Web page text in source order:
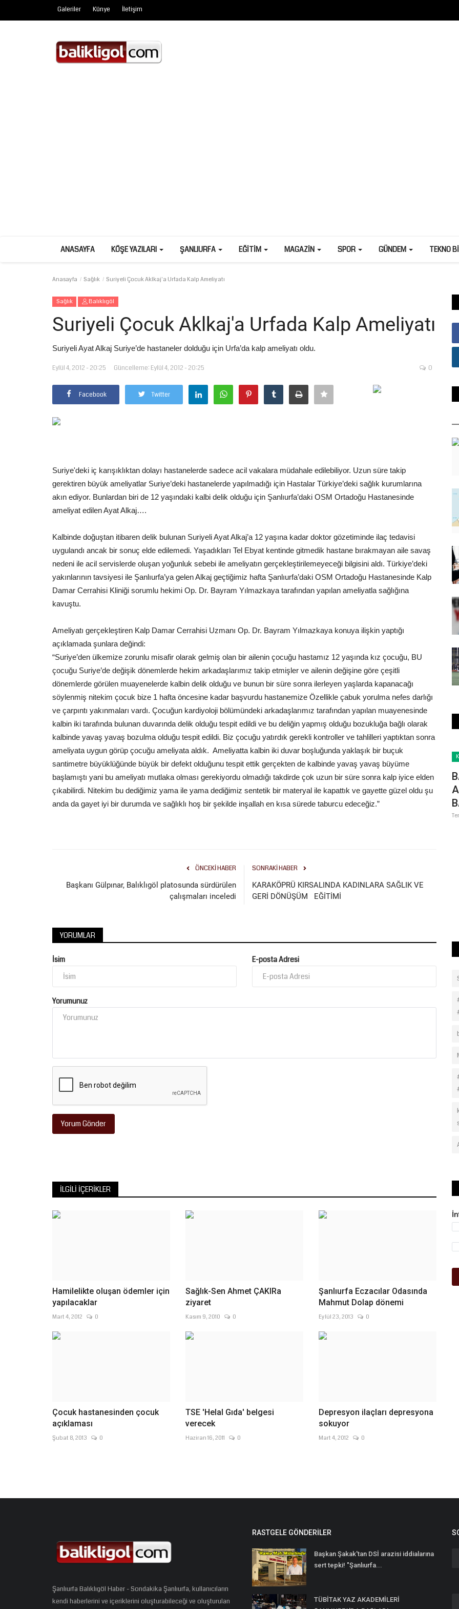
Galeriler Künye İletişim
ANASAYFA KÖŞE YAZILARI ŞANLIURFA EĞITIM MAGAZIN SPOR GÜNDEM TEKNO
Anasayfa Sağlık Suriyeli Çocuk Aklkaj'a Urfada Kalp Ameliyatı
Sağlık Balıklıgöl
Suriyeli Çocuk Aklkaj'a Urfada Kalp Ameliyatı
Suriyeli Ayat Alkaj Suriye’de hastaneler dolduğu için Urfa’da kalp ameliyatı oldu.
Eylül 4, 2012 - 20:25 Güncelleme: Eylül 4, 2012 - 20:25 0
Facebook Twitter
Suriye'deki iç karışıklıktan dolayı hastanelerde sadece acil vakalara müdahale edilebiliyor. Uzun süre takip
gerektiren büyük ameliyatlar Suriye’deki hastanelerde yapılmadığı için Hastalar Türkiye’deki sağlık kurumlarına
akın ediyor. Bunlardan biri de 12 yaşındaki kalbi delik olduğu için Şanlıurfa’daki OSM Ortadoğu Hastanesinde
ameliyat edilen Ayat Alkaj….
Kalbinde doğuştan itibaren delik bulunan Suriyeli Ayat Alkaj’a 12 yaşına kadar doktor gözetiminde ilaç tedavisi
uygulandı ancak bir sonuç elde edilemedi. Yaşadıkları Tel Ebyat kentinde gitmedik hastane bırakmayan aile savaş
nedeni ile acil servislerde oluşan yoğunluk sebebi ile ameliyatın gerçekleştirilemeyeceği bilgisini aldı. Türkiye’deki
yakınlarının tavsiyesi ile Şanlıurfa’ya gelen Alkaj geçtiğimiz hafta Şanlıurfa’daki OSM Ortadoğu Hastanesinde Kalp
Damar Cerrahisi Kliniği sorumlu hekimi Op. Dr. Bayram Yılmazkaya tarafından yapılan ameliyatla sağlığına
kavuştu.
Ameliyatı gerçekleştiren Kalp Damar Cerrahisi Uzmanı Op. Dr. Bayram Yılmazkaya konuya ilişkin yaptığı
açıklamada şunlara değindi:
“Suriye’den ülkemize zorunlu misafir olarak gelmiş olan bir ailenin çocuğu hastamız 12 yaşında kız çocuğu, BU
çocuğu Suriye’de değişik dönemlerde hekim arkadaşlarımız takip etmişler ve ailenin değişine göre çeşitli
dönemlerde görülen muayenelerde kalbin delik olduğu ve bunun bir süre sonra ilerleyen yaşlarda kapanacağı
söylenmiş nitekim çocuk bize 1 hafta öncesine kadar başvurdu hastanemize Özellikle çabuk yorulma nefes darlığı
ve çarpıntı yakınmaları vardı. Çocuğun kardiyoloji bölümündeki arkadaşlarımız tarafından yapılan muayenesinde
kalbin iki tarafında bulunan duvarında delik olduğu tespit edildi ve bu deliğin yapmış olduğu bozukluğa bağlı olarak
kalbinde yavaş yavaş bozulma olduğu tespit edildi. Biz çocuğu yatırdık gerekli kontroller ve tahlilleri yaptıktan sonra
ameliyata uygun görüp çocuğu ameliyata aldık. Ameliyatta kalbin iki duvar boşluğunda yaklaşık bir buçuk
santimetre büyüklüğünde büyük bir defekt olduğunu tespit ettik gerçekten de kalbinde yavaş yavaş büyüme
başlamıştı yani bu ameliyatı mutlaka olması gerekiyordu olmadığı takdirde çok uzun bir süre sonra kalp iyice elden
çıkabilirdi. Nitekim bu dediğimiz yama ile yama dediğimiz sentetik bir materyal ile kapattık ve gayette güzel oldu şu
anda da gayet iyi bir durumda ve sağlıklı hoş bir şekilde inşallah en kısa sürede taburcu edeceğiz.”
ÖNCEKI HABER
Başkanı Gülpınar, Balıklıgöl platosunda sürdürülen
çalışmaları inceledi
SONRAKI HABER
KARAKÖPRÜ KIRSALINDA KADINLARA SAĞLIK VE
GERİ DÖNÜŞÜM EĞİTİMİ
YORUMLAR
İsim E-posta Adresi
Yorumunuz
Yorum Gönder
İLGILI İÇERIKLER
Hamilelikte oluşan ödemler için
yapılacaklar
Mart 4, 2012 0
Sağlık-Sen Ahmet ÇAKIRa
ziyaret‏
Kasım 9, 2010 0
Şanlıurfa Eczacılar Odasında
Mahmut Dolap dönemi
Eylül 23, 2013 0
Çocuk hastanesinden çocuk
açıklaması
Şubat 8, 2013 0
TSE 'Helal Gıda' belgesi
verecek
Haziran 16, 2011 0
Depresyon ilaçları depresyona
sokuyor
Mart 4, 2012 0
Kültür Sanat
Şanlıurfa Bilim Merkezi’nde Yaz
Temmuz 27, 2026 0
Şanlıurfa Büyükşehir Belediyesi ve TÜBİTAK iş birliğiyle
Tekno Bilim
Şanlıurfa’da TEKNOFEST Seferberliği:
Şubat 15, 2026 0
Şanlıurfa, 30 Eylül - 4 Ekim tarihlerinde ev sahipliği yapacağı
Şanlıurfa Balıklıgöl Haber - Sondakika Şanlıurfa, kullanıcıların
kendi haberlerini ve içeriklerini oluşturabileceği ve oluşturulan
RASTGELE GÖNDERILER
Başkan Şakak'tan DSİ arazisi iddialarına
sert tepki! "Şanlıurfa...
TÜBİTAK YAZ AKADEMİLERİ